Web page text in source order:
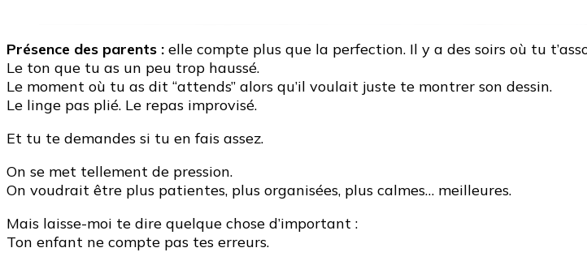
Présence des parents : elle compte plus que la perfection. Il y a des soirs où tu
Le ton que tu as un peu trop haussé.
Le moment où tu as dit “attends” alors qu’il voulait juste te montrer son dessin.
Le linge pas plié. Le repas improvisé.
Et tu te demandes si tu en fais assez.
On se met tellement de pression.
On voudrait être plus patientes, plus organisées, plus calmes… meilleures.
Mais laisse-moi te dire quelque chose d’important :
Ton enfant ne compte pas tes erreurs.